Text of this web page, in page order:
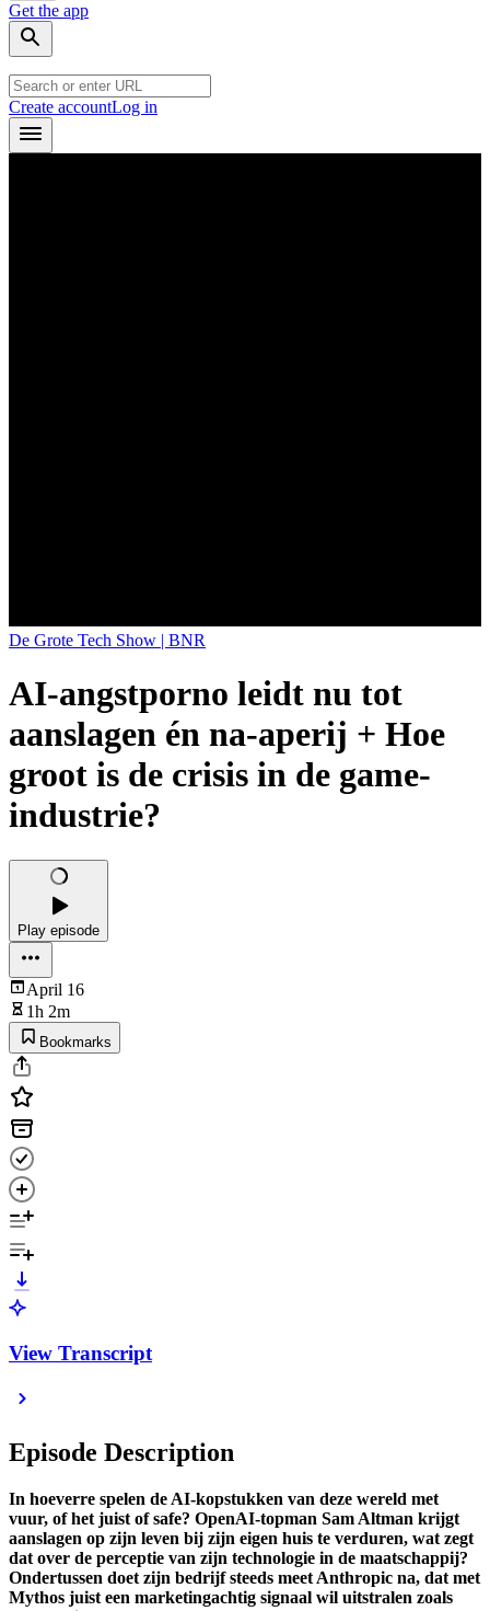
Get the app
Create accountLog in
De Grote Tech Show | BNR
AI-angstporno leidt nu tot
aanslagen én na-aperij + Hoe
groot is de crisis in de game-
industrie?
Play episode
April 16
1h 2m
Bookmarks
View Transcript
Episode Description
In hoeverre spelen de AI-kopstukken van deze wereld met
vuur, of het juist of safe? OpenAI-topman Sam Altman krijgt
aanslagen op zijn leven bij zijn eigen huis te verduren, wat zegt
dat over de perceptie van zijn technologie in de maatschappij?
Ondertussen doet zijn bedrijf steeds meet Anthropic na, dat met
Mythos juist een marketingachtig signaal wil uitstralen zoals